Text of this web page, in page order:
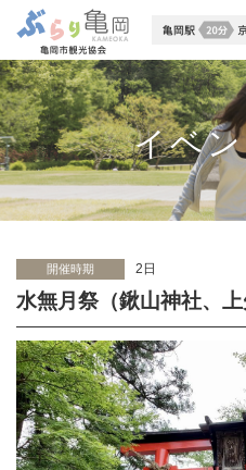
イベ
開催時期 2日
水無月祭（鍬山神社、上